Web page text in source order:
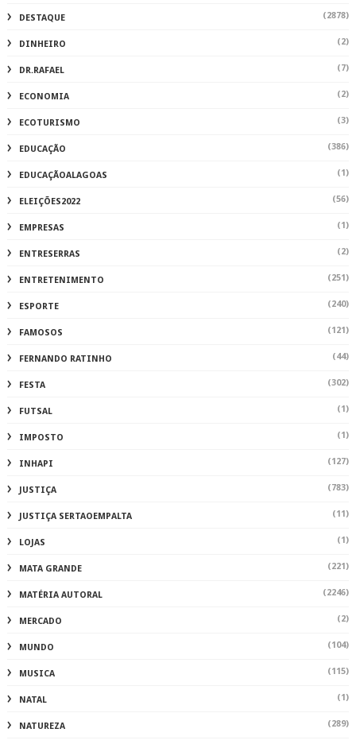
DESTAQUE (2878)
DINHEIRO (2)
DR.RAFAEL (7)
ECONOMIA (2)
ECOTURISMO (3)
EDUCAÇÃO (386)
EDUCAÇÃOALAGOAS (1)
ELEIÇÕES2022 (56)
EMPRESAS (1)
ENTRESERRAS (2)
ENTRETENIMENTO (251)
ESPORTE (240)
FAMOSOS (121)
FERNANDO RATINHO (44)
FESTA (302)
FUTSAL (1)
IMPOSTO (1)
INHAPI (127)
JUSTIÇA (783)
JUSTIÇA SERTAOEMPALTA (11)
LOJAS (1)
MATA GRANDE (221)
MATÉRIA AUTORAL (2246)
MERCADO (2)
MUNDO (104)
MUSICA (115)
NATAL (1)
NATUREZA (289)